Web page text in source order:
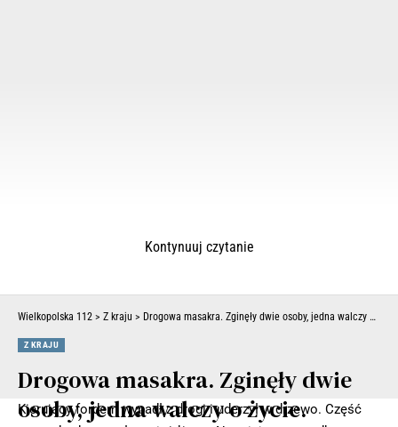
Kierujący fordem wypadł z drogi i uderzył w drzewo. Część
Kontynuuj czytanie
Wielkopolska 112 > Z kraju > Drogowa masakra. Zginęły dwie osoby, jedna walczy o życie. Osobówka rozerwana (ZDJĘCIA)
Z KRAJU
Drogowa masakra. Zginęły dwie
osoby, jedna walczy o życie.